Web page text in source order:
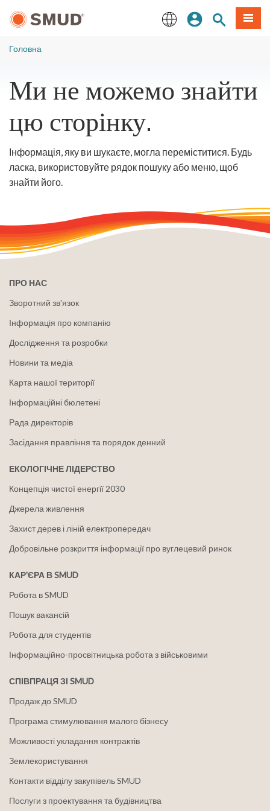
до
змісту
Увійдіть
Пошук по
Меню
Головна
Ми не можемо знайти
цю сторінку.
Інформація, яку ви шукаєте, могла переміститися. Будь
ласка, використовуйте рядок пошуку або меню, щоб
знайти його.
ПРО НАС
Зворотний зв'язок
Інформація про компанію
Дослідження та розробки
Новини та медіа
Карта нашої території
Інформаційні бюлетені
Рада директорів
Засідання правління та порядок денний
ЕКОЛОГІЧНЕ ЛІДЕРСТВО
Концепція чистої енергії 2030
Джерела живлення
Захист дерев і ліній електропередач
Добровільне розкриття інформації про вуглецевий ринок
КАР'ЄРА В SMUD
Робота в SMUD
Пошук вакансій
Робота для студентів
Інформаційно-просвітницька робота з військовими
СПІВПРАЦЯ ЗІ SMUD
Продаж до SMUD
Програма стимулювання малого бізнесу
Можливості укладання контрактів
Землекористування
Контакти відділу закупівель SMUD
Послуги з проектування та будівництва